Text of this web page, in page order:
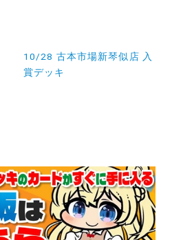
10/28 古本市場新琴似店 入
賞デッキ